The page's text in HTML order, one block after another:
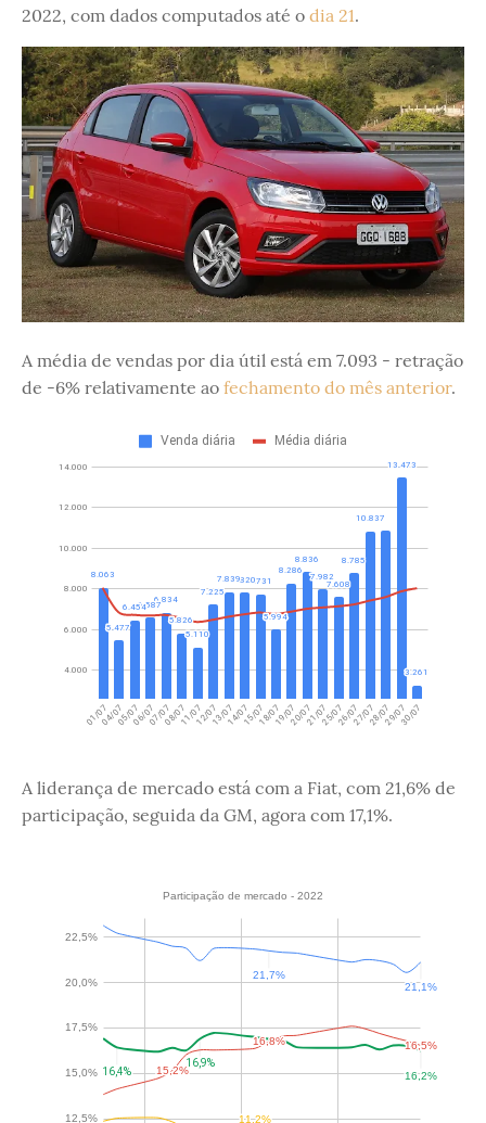
2022, com dados computados até o dia 21.
A média de vendas por dia útil está em 7.093 - retração
de -6% relativamente ao fechamento do mês anterior.
A liderança de mercado está com a Fiat, com 21,6% de
participação, seguida da GM, agora com 17,1%.